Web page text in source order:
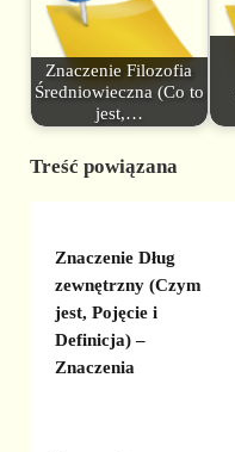
Znaczenie Filozofia
Średniowieczna (Co to
jest,…
Treść powiązana
Znaczenie Dług
zewnętrzny (Czym
jest, Pojęcie i
Definicja) –
Znaczenia